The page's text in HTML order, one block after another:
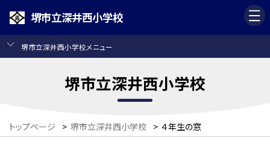
堺市立深井西小学校
堺市立深井西小学校メニュー
堺市立深井西小学校
トップページ > 堺市立深井西小学校 > ４年生の窓